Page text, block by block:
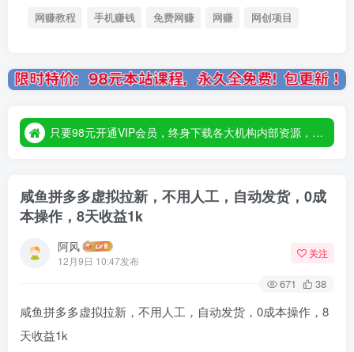
网赚教程 手机赚钱 免费网赚 网赚 网创项目
只要98元开通VIP会员，终身下载各大机构内部资源，一站式草根创业基地，最新最强网赚教程大全，小投入，大回报！
只要98元开通VIP会员，终身下载各大机构内部资源，一站式草根创业基地，最新最强网赚教程大全，小投入，大回报！
咸鱼拼多多虚拟拉新，不用人工，自动发货，0成
本操作，8天收益1k
阿风
12月9日 10:47发布
关注
671 38
咸鱼拼多多虚拟拉新，不用人工，自动发货，0成本操作，8
天收益1k